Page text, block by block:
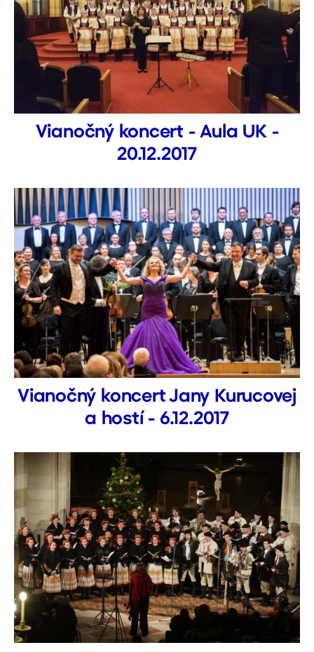
Vianočný koncert - Aula UK -
20.12.2017
Vianočný koncert Jany Kurucovej
a hostí - 6.12.2017